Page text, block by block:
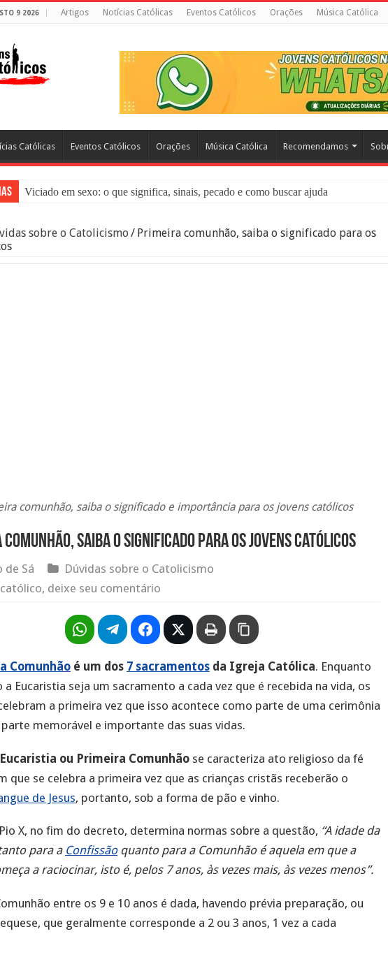
9 2026 Artigos Notícias Católicas Eventos Católicos Orações Música Católica
Católicas Eventos Católicos Orações Música Católica Recomendamos
Viciado em sexo: o que significa, sinais, pecado e como buscar ajuda
Filme Sagrado Coração – Seu Reino Não Terá Fim: O Documentário Que Vai
sobre o Catolicismo / Primeira comunhão, saiba o significado para os
comunhão, saiba o significado e importância para os jovens católicos
comunhão, saiba o significado para os jovens católicos
de Sá
Dúvidas sobre o Catolicismo
católico, deixe seu comentário
Comunhão é um dos 7 sacramentos da Igreja Católica. Enquanto
a Eucaristia seja um sacramento a cada vez que é recebida na vida, os
a primeira vez que isso acontece como parte de uma cerimônia
parte memorável e importante das suas vidas.
ou Primeira Comunhão se caracteriza ato religioso da fé
que se celebra a primeira vez que as crianças cristãs receberão o
de Jesus, portanto, sob a forma de pão e vinho.
X, no fim do decreto, determina normas sobre a questão, “A idade da
para a Confissãoquanto para a Comunhão é aquela em que a
a raciocinar, isto é, pelos 7 anos, às vezes mais, às vezes menos”.
entre os 9 e 10 anos é dada, havendo prévia preparação, ou
que geralmente corresponde a 2 ou 3 anos, 1 vez a cada